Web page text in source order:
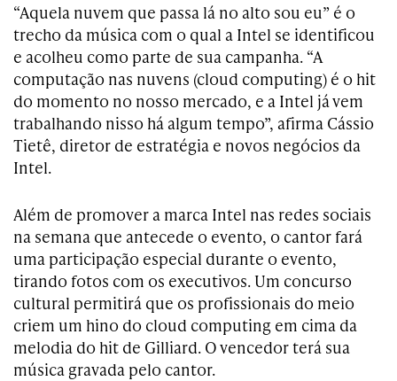
“Aquela nuvem que passa lá no alto sou eu” é o
trecho da música com o qual a Intel se identificou
e acolheu como parte de sua campanha. “A
computação nas nuvens (cloud computing) é o hit
do momento no nosso mercado, e a Intel já vem
trabalhando nisso há algum tempo”, afirma Cássio
Tietê, diretor de estratégia e novos negócios da
Intel.
Além de promover a marca Intel nas redes sociais
na semana que antecede o evento, o cantor fará
uma participação especial durante o evento,
tirando fotos com os executivos. Um concurso
cultural permitirá que os profissionais do meio
criem um hino do cloud computing em cima da
melodia do hit de Gilliard. O vencedor terá sua
música gravada pelo cantor.